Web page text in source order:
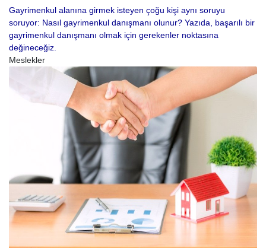
Gayrimenkul alanına girmek isteyen çoğu kişi aynı soruyu
soruyor: Nasıl gayrimenkul danışmanı olunur? Yazıda, başarılı bir
gayrimenkul danışmanı olmak için gerekenler noktasına
değineceğiz.
Meslekler